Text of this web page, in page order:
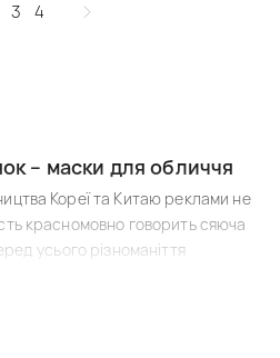
3 4
– маски для обличчя
Кореїта Китаю реклами не
красномовно говорить сяюча
усього різноманіття
які й у нас мають
асортименті інтернет-магазину